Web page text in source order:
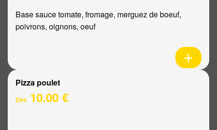
Base sauce tomate, fromage, merguez de boeuf,
poivrons, oignons, oeuf
Pizza poulet
Dès 10.00 €